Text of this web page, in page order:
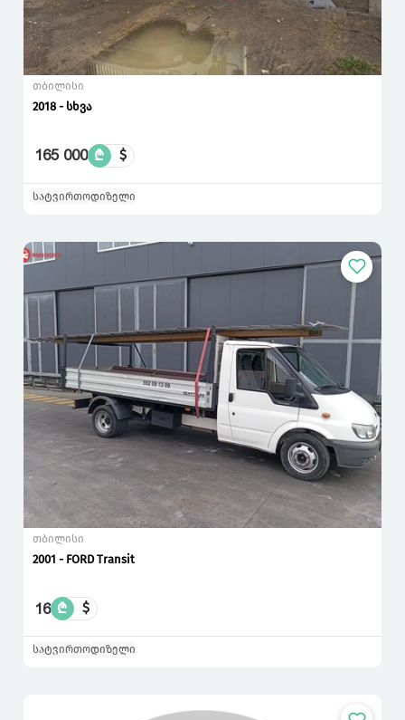
თბილისი
2018 - სხვა
165 000 ₾ $
სატვირთოდიზელი
თბილისი
2001 - FORD Transit
16 ₾ $
სატვირთოდიზელი